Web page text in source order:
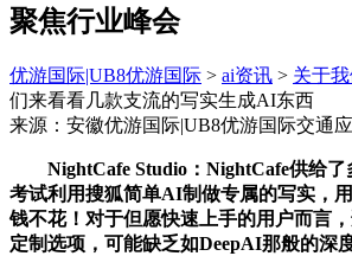
聚焦行业峰会
优游国际|UB8优游国际 > ai资讯 > 关于
们来看看几款支流的写实生成AI东西
来源：安徽优游国际|UB8优游国际交通
NightCafe Studio：NightCafe供给了
考试利用搜狐简单AI制做专属的写实，
钱不花！对于但愿快速上手的用户而言
定制选项，可能缺乏如DeepAI那般的深